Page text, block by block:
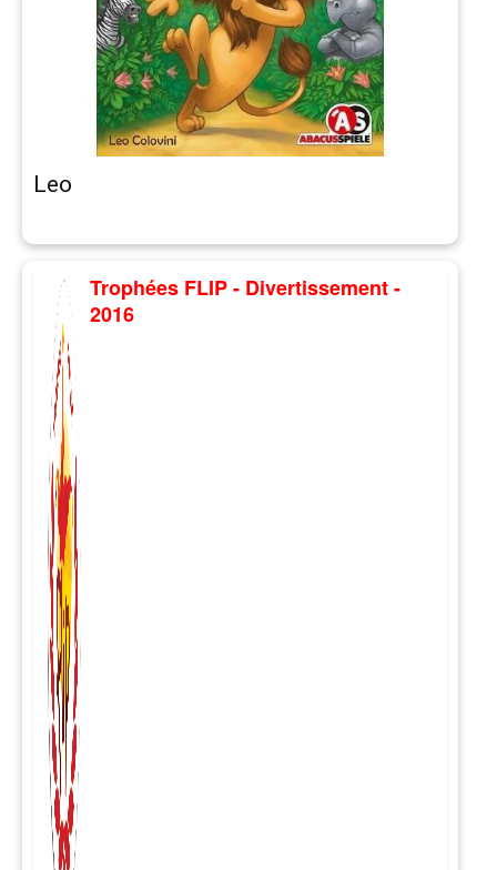
Leo
Trophées FLIP - Divertissement -
2016